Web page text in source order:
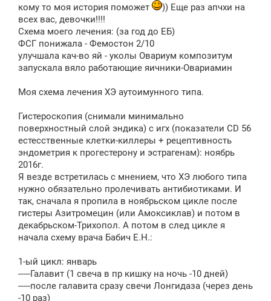
кому то моя история поможет
)) Еще раз апчхи на
всех вас, девочки!!!!
Схема моего лечения: (за год до ЕБ)
ФСГ понижала - Фемостон 2/10
улучшала кач-во яй - уколы Овариум композитум
запускала вяло работающие яичники-Овариамин
Моя схема лечения ХЭ аутоимунного типа.
Гистероскопия (снимали минимально
поверхностный слой эндика) с игх (показатели СD 56
естесственные клетки-киллеры + рецептивность
эндометрия к прогестерону и эстрагенам): ноябрь
2016г.
Я везде встретилась с мнением, что ХЭ любого типа
нужно обязательно пролечивать антибиотиками. И
так, сначала я пропила в ноябрьском цикле после
гистеры Азитромецин (или Амоксиклав) и потом в
декабрьском-Трихопол. А потом в след цикле я
начала схему врача Бабич Е.Н.:
1-ый цикл: январь
-----Галавит (1 свеча в пр кишку на ночь -10 дней)
-----после галавита сразу свечи Лонгидаза (через день
-10 раз)